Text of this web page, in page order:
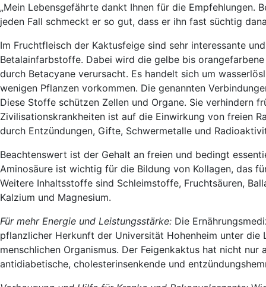
„Mein Lebensgefährte dankt Ihnen für die Empfehlungen.
jeden Fall schmeckt er so gut, dass er ihn fast süchtig
Im Fruchtfleisch der Kaktusfeige sind sehr interessante
Betalainfarbstoffe. Dabei wird die gelbe bis
durch Betacyane verursacht. Es handelt sich um
wenigen Pflanzen vorkommen. Die genannten
Diese Stoffe schützen Zellen und Organe. Sie verhindern
Zivilisationskrankheiten ist auf die Einwirkung von freien
durch Entzündungen, Gifte, Schwermetalle und
Beachtenswert ist der Gehalt an freien und bedingt
Aminosäure ist wichtig für die Bildung von Kollagen, das
Weitere Inhaltsstoffe sind Schleimstoffe, Fruchtsäuren,
Kalzium und Magnesium.
Für mehr Energie und Leistungsstärke: Die
pflanzlicher Herkunft der Universität Hohenheim unter
menschlichen Organismus. Der Feigenkaktus hat nicht
antidiabetische, cholesterinsenkende und